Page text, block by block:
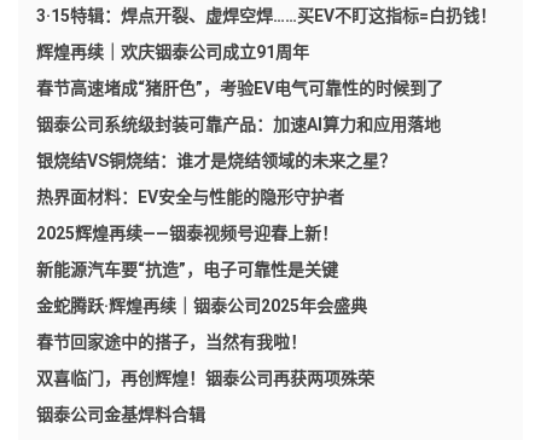
3·15特辑：焊点开裂、虚焊空焊……买EV不盯这指标=白扔钱！
辉煌再续｜欢庆铟泰公司成立91周年
春节高速堵成“猪肝色”，考验EV电气可靠性的时候到了
铟泰公司系统级封装可靠产品：加速AI算力和应用落地
银烧结VS铜烧结：谁才是烧结领域的未来之星？
热界面材料：EV安全与性能的隐形守护者
2025辉煌再续——铟泰视频号迎春上新！
新能源汽车要“抗造”，电子可靠性是关键
金蛇腾跃·辉煌再续｜铟泰公司2025年会盛典
春节回家途中的搭子，当然有我啦！
双喜临门，再创辉煌！铟泰公司再获两项殊荣
铟泰公司金基焊料合辑